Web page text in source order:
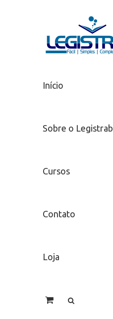
Início
Sobre o Legistrab
Cursos
Contato
Loja